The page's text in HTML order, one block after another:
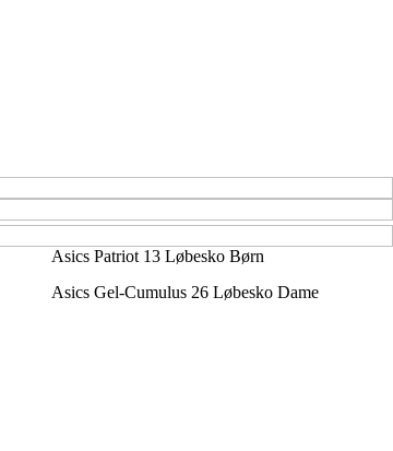
Asics Patriot 13 Løbesko Børn
Asics Gel-Cumulus 26 Løbesko Dame